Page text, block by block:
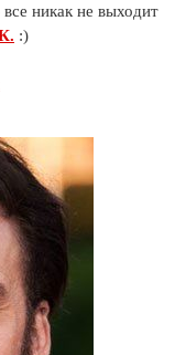
никак не выходит
:)